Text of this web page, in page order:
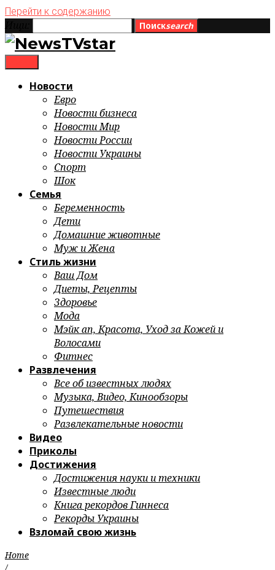
Перейти к содержанию
Поискsearch
Новости
Евро
Новости бизнеса
Новости Мир
Новости России
Новости Украины
Спорт
Шок
Семья
Беременность
Дети
Домашние животные
Муж и Жена
Стиль жизни
Ваш Дом
Диеты, Рецепты
Здоровье
Мода
Мэйк ап, Красота, Уход за Кожей и
Волосами
Фитнес
Развлечения
Все об известных людях
Музыка, Видео, Кинообзоры
Путешествия
Развлекательные новости
Видео
Приколы
Достижения
Достижения науки и техники
Известные люди
Книга рекордов Гиннеса
Рекорды Украины
Взломай свою жизнь
Home